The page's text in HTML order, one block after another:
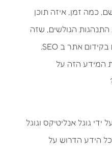
כמה זמן, איזה תוכן
התנהגות הגולשים, שזה
המידע הזה על
גוגל אנליטיקס וגוגל
הידע הדרוש על